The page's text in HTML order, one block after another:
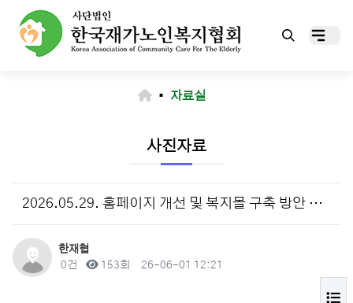
▪ 자료실
사진자료
2026.05.29. 홈페이지 개선 및 복지몰 구축 방안 회의_(주)시도
작성자
한재협
댓글
0건 조회153회 작성일
26-06-01 12:21